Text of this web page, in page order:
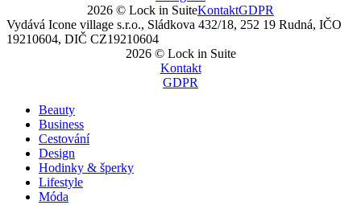
2026 © Lock in SuiteKontaktGDPR
Vydává Icone village s.r.o., Sládkova 432/18, 252 19 Rudná, IČO
19210604, DIČ CZ19210604
2026 © Lock in Suite
Kontakt
GDPR
Beauty
Business
Cestování
Design
Hodinky & šperky
Lifestyle
Móda